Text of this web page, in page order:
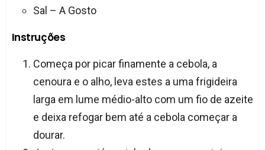
Sal – A Gosto
Instruções
Começa por picar finamente a cebola, a
cenoura e o alho, leva estes a uma frigideira
larga em lume médio-alto com um fio de azeite
e deixa refogar bem até a cebola começar a
dourar.